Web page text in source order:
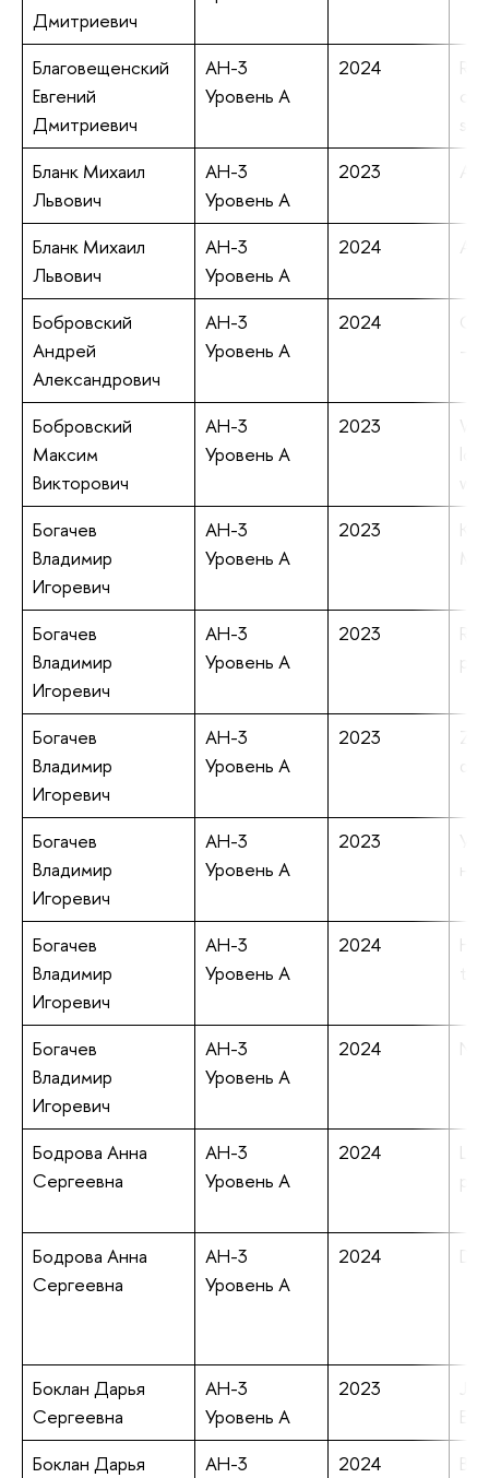
Дмитриевич
Благовещенский
Евгений
Дмитриевич
АН-3
Уровень А
2024
Бланк Михаил
Львович
АН-3
Уровень А
2023
Бланк Михаил
Львович
АН-3
Уровень А
2024
Бобровский
Андрей
Александрович
АН-3
Уровень А
2024
–
Бобровский
Максим
Викторович
АН-3
Уровень А
2023
Богачев
Владимир
Игоревич
АН-3
Уровень А
2023
Богачев
Владимир
Игоревич
АН-3
Уровень А
2023
Богачев
Владимир
Игоревич
АН-3
Уровень А
2023
Богачев
Владимир
Игоревич
АН-3
Уровень А
2023
Богачев
Владимир
Игоревич
АН-3
Уровень А
2024
Богачев
Владимир
Игоревич
АН-3
Уровень А
2024
Бодрова Анна
Сергеевна
АН-3
Уровень А
2024
Бодрова Анна
Сергеевна
АН-3
Уровень А
2024
Боклан Дарья
Сергеевна
АН-3
Уровень А
2023
Боклан Дарья
АН-3
2024